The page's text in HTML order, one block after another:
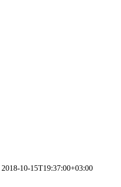
2018-10-15T19:37:00+03:00